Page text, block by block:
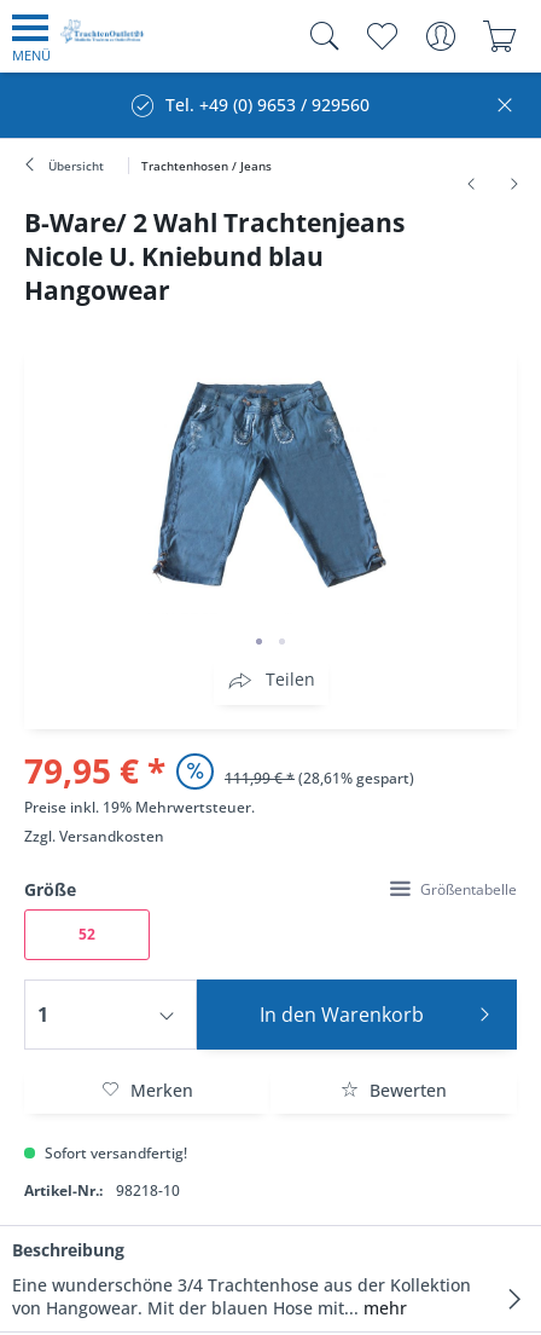
MENÜ
Tel. +49 (0) 9653 / 929560
Übersicht Trachtenhosen / Jeans
B-Ware/ 2 Wahl Trachtenjeans
Nicole U. Kniebund blau
Hangowear
Teilen
79,95 € * 111,99 € *(28,61% gespart)
Preise inkl. 19% Mehrwertsteuer.
Zzgl.Versandkosten
Größe Größentabelle
52
In den Warenkorb
Merken Bewerten
Sofort versandfertig!
Artikel-Nr.:
98218-10
Beschreibung
Eine wunderschöne 3/4 Trachtenhose aus der Kollektion
von Hangowear. Mit der blauen Hose mit... mehr